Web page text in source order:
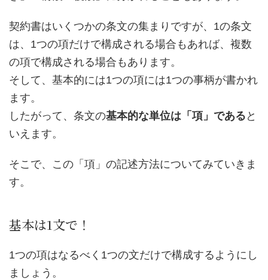
契約書はいくつかの条文の集まりですが、1の条文
は、1つの項だけで構成される場合もあれば、複数
の項で構成される場合もあります。
そして、基本的には1つの項には1つの事柄が書かれ
ます。
したがって、条文の基本的な単位は「項」である と
いえます。
そこで、この「項」の記述方法についてみていきま
す。
基本は1文で！
1つの項はなるべく1つの文だけで構成するようにし
ましょう。